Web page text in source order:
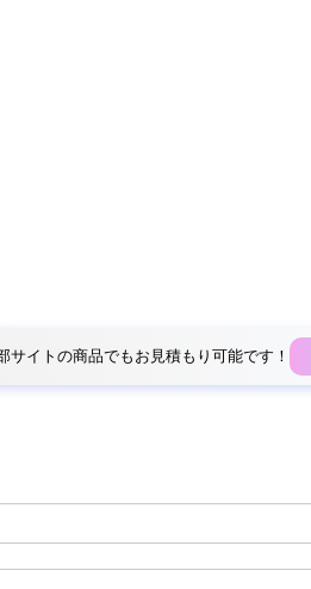
サイトの商品でもお見積もり可能です！